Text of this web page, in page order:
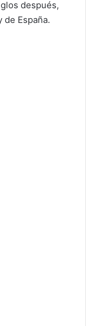
después,
España.